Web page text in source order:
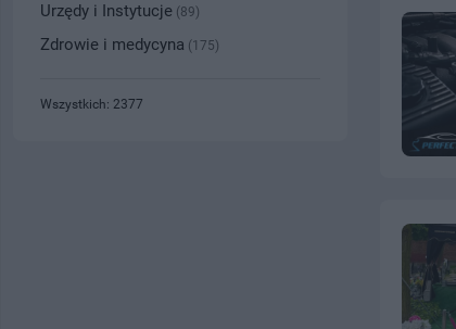
Urzędy i Instytucje (89)
Zdrowie i medycyna (175)
Wszystkich: 2377